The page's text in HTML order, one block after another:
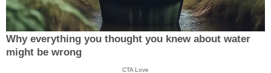
Why everything you thought you knew about water
might be wrong
CTA Love